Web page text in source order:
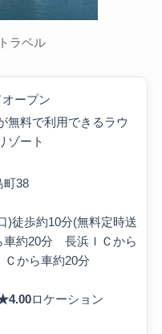
ラベル
ープン
無料で利用できるラウ
ゾート
町38
)徒歩約10分(無料定時送
車約20分 長浜ＩＣから
から車約20分
ロケーション